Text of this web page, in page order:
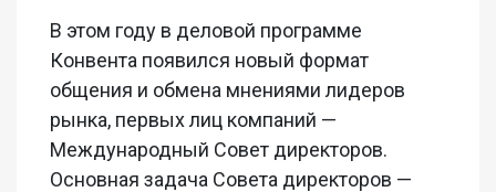
В этом году в деловой программе
Конвента появился новый формат
общения и обмена мнениями лидеров
рынка, первых лиц компаний —
Международный Совет директоров.
Основная задача Совета директоров —